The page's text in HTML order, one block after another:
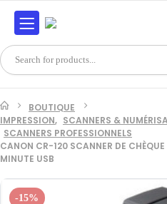
BOUTIQUE
IMPRESSION, SCANNERS &
SCANNERS PROFESSIONNELS
CANON CR-120 SCANNER DE
MINUTE USB
-15%